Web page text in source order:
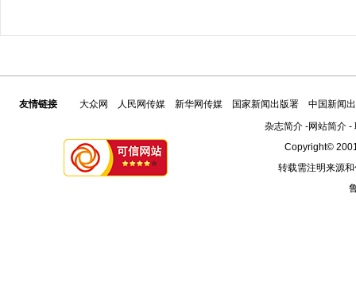
友情链接 大众网 人民网传媒 新华网传媒 国家新闻出版署
中国新闻
杂志简介-网站简介-
Copyright©
转载需注明来源